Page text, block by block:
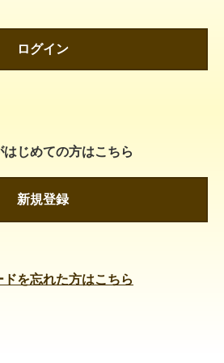
ログイン
はじめての方はこちら
新規登録
ドを忘れた方はこちら